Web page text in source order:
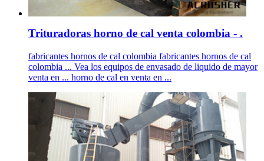
Trituradoras horno de cal venta colombia - .
fabricantes hornos de cal colombia fabricantes hornos de cal
colombia ... Vea los equipos de envasado de liquido de mayor
venta en ... horno de cal en venta en ...